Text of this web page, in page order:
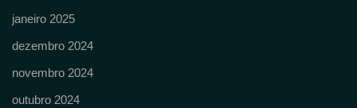
janeiro 2025
dezembro 2024
novembro 2024
outubro 2024